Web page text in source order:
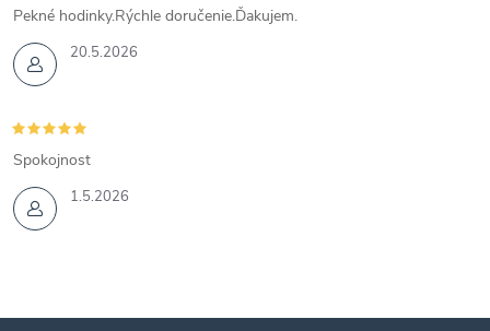
20.5.2026
Pekné hodinky.Rýchle doručenie.Ďakujem.
1.5.2026
Spokojnost